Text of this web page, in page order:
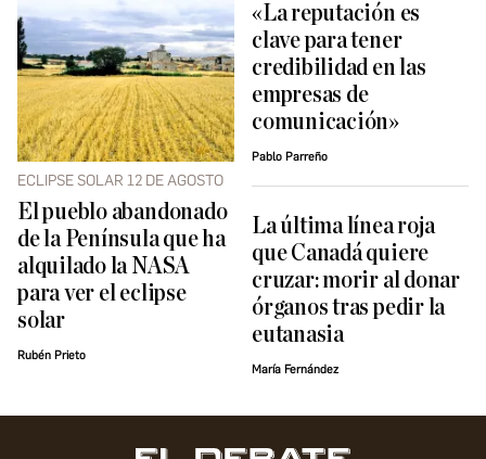
ECLIPSE SOLAR 12 DE AGOSTO
El pueblo abandonado
de la Península que ha
alquilado la NASA
para ver el eclipse
solar
Rubén Prieto
«La reputación es
clave para tener
credibilidad en las
empresas de
comunicación»
Pablo Parreño
La última línea roja
que Canadá quiere
cruzar: morir al donar
órganos tras pedir la
eutanasia
María Fernández